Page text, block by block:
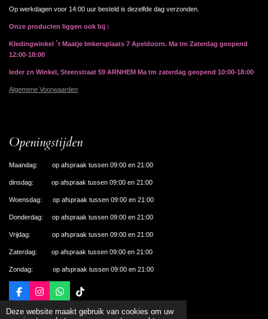
Deze website maakt gebruik van cookies om uw
Op werkdagen voor 14:00 uur besteld is dezelfde dag verzonden.
Onze producten liggen ook bij :
Kledingwinkel ´t Maatje Imkersplaats 7 Apeldoorn. Ma tm Zaterdag geopend
12:00-18:00
Ieder zn Winkel, Steenstraat 59 ARNHEM Ma tm zaterdag geopend 10:00-18:00
Algemene Voorwaarden
Openingstijden
Maandag: op afspraak tussen 09:00 en 21:00
dinsdag: op afspraak tussen 09:00 en 21:00
Woensdag: op afspraak tussen 09:00 en 21:00
Donderdag: op afspraak tussen 09:00 en 21:00
Vrijdag: op afspraak tussen 09:00 en 21:00
Zaterdag: op afspraak tussen 09:00 en 21:00
Zondag: op afspraak tussen 09:00 en 21:00
F
c
I
s
W
a
T
k
© 2024 De Nagelhal Apeldoorn